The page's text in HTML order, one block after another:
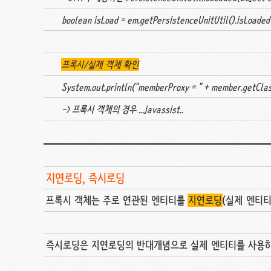
boolean isLoad =
프록시/실제 객체 확인
System.out.println("memberProxy = " +
-> 프록시 객체의 경우 ...javassist..
지연로딩, 즉시로딩
프록시 객체는 주로 연관된 엔티티를 지연로딩(실제 엔티
즉시로딩은 지연로딩의 반대개념으로 실제 엔티티를 사